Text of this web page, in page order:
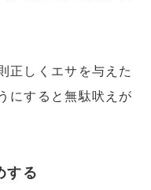
正しくエサを与えた
にすると無駄吠えが
する